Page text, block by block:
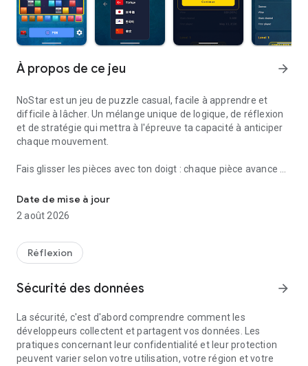
À propos de ce jeu arrow_forward
NoStar est un jeu de puzzle casual, facile à apprendre et
difficile à lâcher. Un mélange unique de logique, de réflexion
et de stratégie qui mettra à l'épreuve ta capacité à anticiper
chaque mouvement.
Fais glisser les pièces avec ton doigt : chaque pièce avance en
plateau. Quand deux pièces de la même couleur se touchent,
elles disparaissent toutes les deux. Place et détruis des
entrer en collision.
progression, les plateaux deviennent plus grands et plus
bloqués et profiter du rebond de chaque pièce pour atteindre
les étoiles les plus cachées. Un jeu parfait pour une partie
rapide ou pour de longues sessions de pure concentration.
Date de mise à jour
2 août 2026
Réflexion
Sécurité des données arrow_forward
La sécurité, c'est d'abord comprendre comment les
développeurs collectent et partagent vos données. Les
pratiques concernant leur confidentialité et leur protection
peuvent varier selon votre utilisation, votre région et votre